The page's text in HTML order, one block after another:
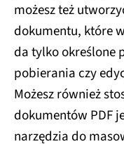
możesz też
dokumentu, które
da tylko określone
pobierania czy
Możesz również
dokumentów PDF
narzędzia do